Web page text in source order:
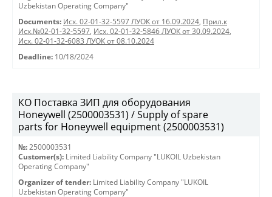
Uzbekistan Operating Company"
Documents: Исх. 02-01-32-5597 ЛУОК от 16.09.2024, Прил.к
Исх.№02-01-32-5597, Исх. 02-01-32-5846 ЛУОК от 30.09.2024,
Исх. 02-01-32-6083 ЛУОК от 08.10.2024
Deadline: 10/18/2024
КО Поставка ЗИП для оборудования
Honeywell (2500003531) / Supply of spare
parts for Honeywell equipment (2500003531)
№: 2500003531
Customer(s): Limited Liability Company "LUKOIL Uzbekistan
Operating Company"
Organizer of tender: Limited Liability Company "LUKOIL
Uzbekistan Operating Company"